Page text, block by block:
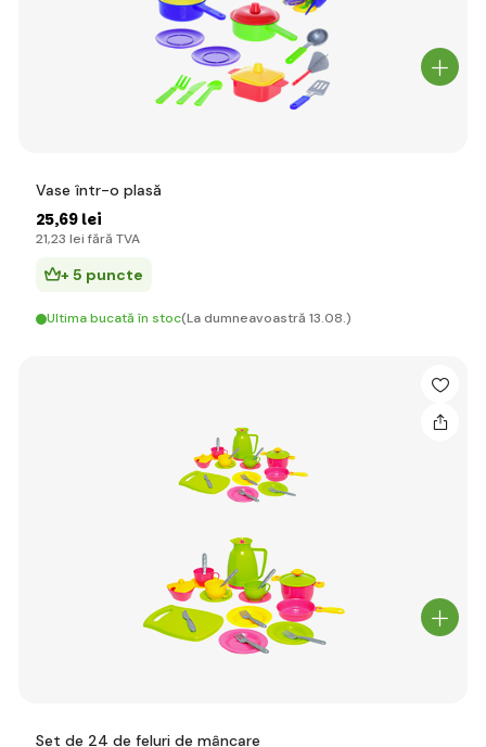
Vase într-o plasă
25,69 lei
21,23 lei fără TVA
+ 5 puncte
Ultima bucată în stoc(La dumneavoastră 13.08.)
Set de 24 de feluri de mâncare